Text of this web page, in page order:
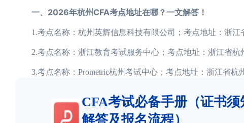
一、2026年杭州CFA考点地址在哪？一文解答！
1.考点名称：杭州英辉信息科技有限公司；考点地址：浙江
2.考点名称：浙江教育考试服务中心；考点地址：浙江省杭
3.考点名称：Prometric杭州考试中心；考点地址：浙江省杭
CFA考试必备手册（证书须
解答及报名流程）